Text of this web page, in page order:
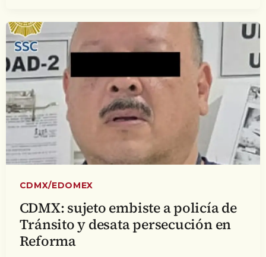
CDMX/EDOMEX
CDMX: sujeto embiste a policía de
Tránsito y desata persecución en
Reforma